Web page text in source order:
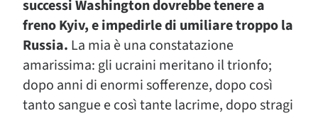
successi Washington dovrebbe tenere a
freno Kyiv, e impedirle di umiliare troppo la
Russia. La mia è una constatazione
amarissima: gli ucraini meritano il trionfo;
dopo anni di enormi sofferenze, dopo così
tanto sangue e così tante lacrime, dopo stragi